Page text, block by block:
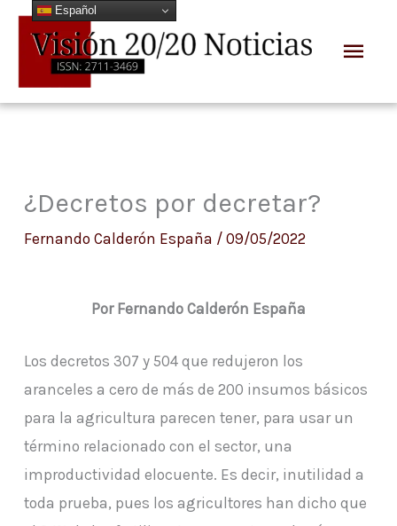
contenido
¿Decretos por decretar?
Fernando Calderón España / 09/05/2022
Por Fernando Calderón España
Los decretos 307 y 504 que redujeron los
aranceles a cero de más de 200 insumos básicos
para la agricultura parecen tener, para usar un
término relacionado con el sector, una
improductividad elocuente. Es decir, inutilidad a
toda prueba, pues los agricultores han dicho que
Español